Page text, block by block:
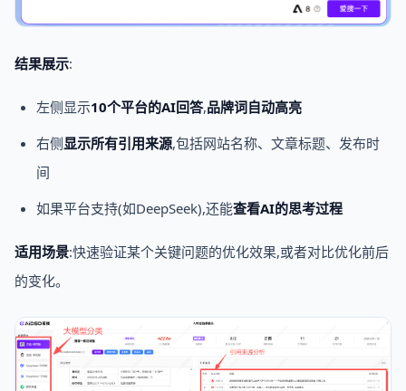
结果展示:
左侧显示10个平台的AI回答,品牌词自动高亮
右侧显示所有引用来源,包括网站名称、文章标题、发布时
间
如果平台支持(如DeepSeek),还能查看AI的思考过程
适用场景:快速验证某个关键问题的优化效果,或者对比优化前后
的变化。